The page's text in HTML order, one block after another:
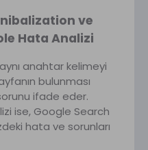
ve
Hata Analizi
anahtar kelimeyi
bulunması
ifade eder.
ise, Google Search
hata ve sorunları